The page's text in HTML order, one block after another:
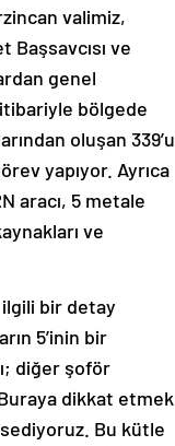
valimiz,
Başsavcısı ve
genel
bölgede
oluşan 339’u
yapıyor. Ayrıca
aracı, 5 metale
ve
ilgili bir detay
5’inin bir
diğer şoför
dikkat etmek
Bu kütle